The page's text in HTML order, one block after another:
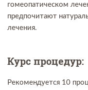
гомеопатическом
предпочитают
лечения.
Курс процедур:
Рекомендуется 10